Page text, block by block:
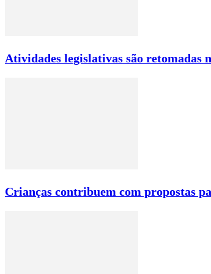
Atividades legislativas são retomadas
Crianças contribuem com propostas